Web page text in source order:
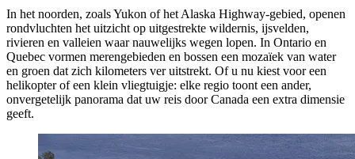
In het noorden, zoals Yukon of het Alaska Highway-gebied, openen
rondvluchten het uitzicht op uitgestrekte wildernis, ijsvelden,
rivieren en valleien waar nauwelijks wegen lopen. In Ontario en
Quebec vormen merengebieden en bossen een mozaïek van water
en groen dat zich kilometers ver uitstrekt. Of u nu kiest voor een
helikopter of een klein vliegtuigje: elke regio toont een ander,
onvergetelijk panorama dat uw reis door Canada een extra dimensie
geeft.